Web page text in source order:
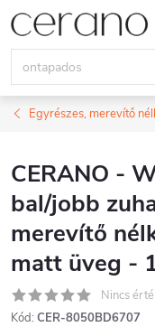
Ugrás
tartalomhoz
Egyrészes, merevítő
CERANO -
bal/jobb
merevítő
matt üveg -
Nincs
Kód: CER-8050BD6707